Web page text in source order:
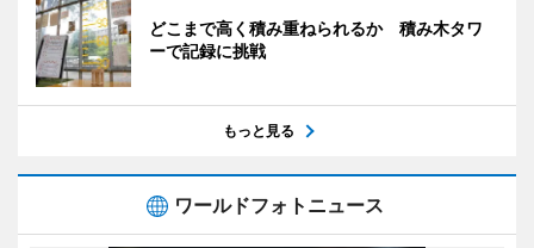
どこまで高く積み重ねられるか 積み木タワ
ーで記録に挑戦
もっと見る
ワールドフォトニュース